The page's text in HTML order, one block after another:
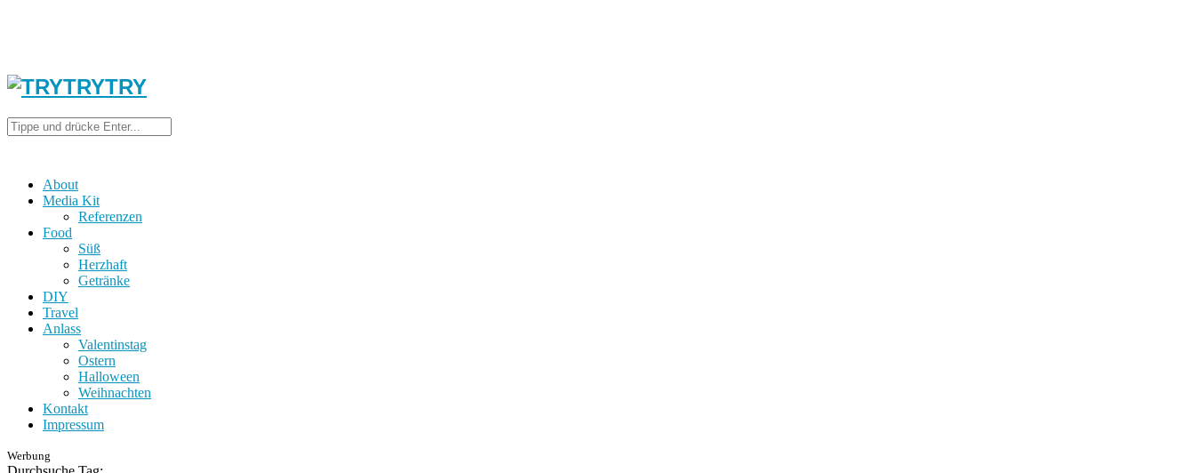
About
Media Kit
Referenzen
Food
Süß
Herzhaft
Getränke
DIY
Travel
Anlass
Valentinstag
Ostern
Halloween
Weihnachten
Kontakt
Impressum
Werbung